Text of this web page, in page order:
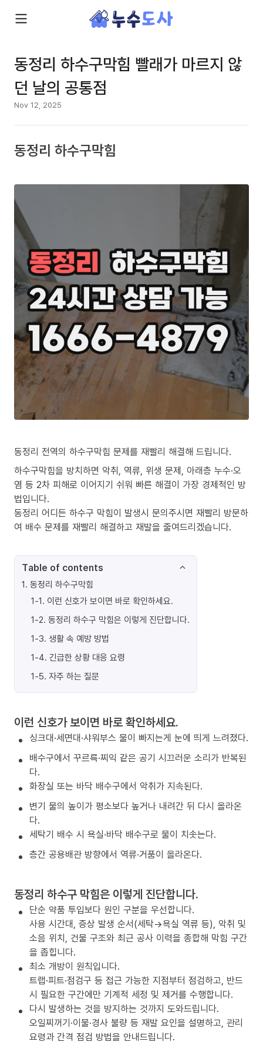
동정리 하수구막힘 빨래가 마르지 않
던 날의 공통점
Nov 12, 2025
동정리 하수구막힘
동정리 전역의 하수구막힘 문제를 재빨리 해결해 드립니다.
하수구막힘을 방치하면 악취, 역류, 위생 문제, 아래층 누수·오
염 등 2차 피해로 이어지기 쉬워 빠른 해결이 가장 경제적인 방
법입니다.
동정리 어디든 하수구 막힘이 발생시 문의주시면 재빨리 방문하
여 배수 문제를 재빨리 해결하고 재발을 줄여드리겠습니다.
Table of contents
1. 동정리 하수구막힘
1-1. 이런 신호가 보이면 바로 확인하세요.
1-2. 동정리 하수구 막힘은 이렇게 진단합니다.
1-3. 생활 속 예방 방법
1-4. 긴급한 상황 대응 요령
1-5. 자주 하는 질문
이런 신호가 보이면 바로 확인하세요.
싱크대·세면대·샤워부스 물이 빠지는게 눈에 띄게 느려졌다.
배수구에서 꾸르륵·찌익 같은 공기 시끄러운 소리가 반복된
다.
화장실 또는 바닥 배수구에서 악취가 지속된다.
변기 물의 높이가 평소보다 높거나 내려간 뒤 다시 올라온
다.
세탁기 배수 시 욕실·바닥 배수구로 물이 치솟는다.
층간 공용배관 방향에서 역류·거품이 올라온다.
동정리 하수구 막힘은 이렇게 진단합니다.
단순 약품 투입보다 원인 구분을 우선합니다.
사용 시간대, 증상 발생 순서(세탁→욕실 역류 등), 악취 및
소음 위치, 건물 구조와 최근 공사 이력을 종합해 막힘 구간
을 좁힙니다.
최소 개방이 원칙입니다.
트랩·피트·점검구 등 접근 가능한 지점부터 점검하고, 반드
시 필요한 구간에만 기계적 세정 및 제거를 수행합니다.
다시 발생하는 것을 방지하는 것까지 도와드립니다.
오일찌꺼기·이물·경사 불량 등 재발 요인을 설명하고, 관리
요령과 간격 점검 방법을 안내드립니다.